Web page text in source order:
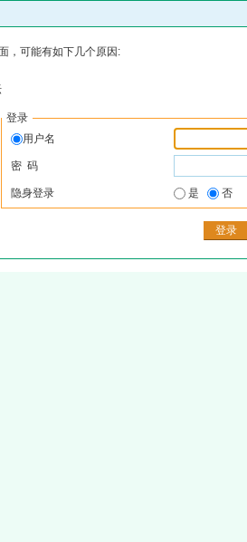
，可能有如下几个原因:
登录
用户名
密 码
隐身登录 是 否